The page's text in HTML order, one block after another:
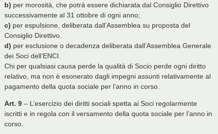
b) per morosità, che potrà essere dichiarata dal Consiglio Direttivo
successivamente al 31 ottobre di ogni anno;
c) per espulsione, deliberata dall’Assemblea su proposta del
Consiglio Direttivo.
d) per esclusione o decadenza deliberata dall’Assemblea Generale
dei Soci dell’ENCI.
Chi per qualsiasi causa perde la qualità di Socio perde ogni diritto
relativo, ma non è esonerato dagli impegni assunti relativamente al
pagamento della quota sociale per l’anno in corso.
Art. 9– L’esercizio dei diritti sociali spetta ai Soci regolarmente
iscritti e in regola con il versamento della quota sociale per l’anno in
corso.